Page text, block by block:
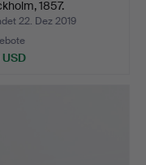
1857.
22. Dez 2019